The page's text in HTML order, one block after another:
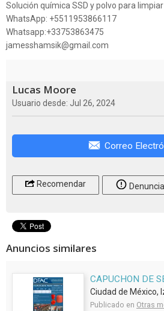
Solución química SSD y polvo para
WhatsApp: +5511953866117
Whatsapp:+33753863475
jamesshamsik@gmail.com
Lucas Moore
Usuario desde: Jul 26, 2024
Correo
Recomendar
Anuncios similares
CAPUCHON DE
Ciudad de México,
Publicado en Otras